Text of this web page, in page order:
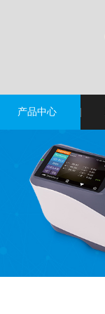
产品中心